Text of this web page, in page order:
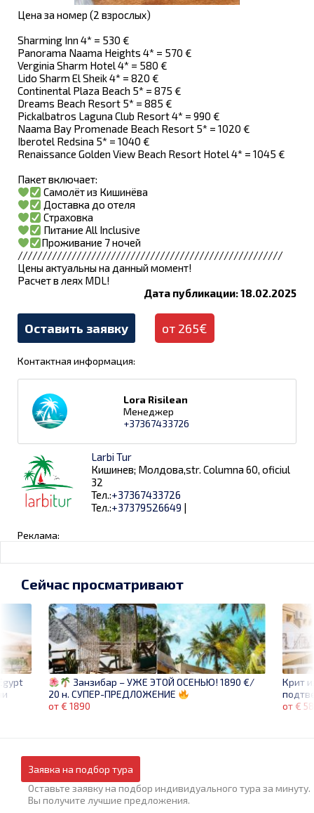
Цена за номер (2 взрослых)
Sharming Inn 4* = 530 €
Panorama Naama Heights 4* = 570 €
Verginia Sharm Hotel 4* = 580 €
Lido Sharm El Sheik 4* = 820 €
Continental Plaza Beach 5* = 875 €
Dreams Beach Resort 5* = 885 €
Pickalbatros Laguna Club Resort 4* = 990 €
Naama Bay Promenade Beach Resort 5* = 1020 €
Iberotel Redsina 5* = 1040 €
Renaissance Golden View Beach Resort Hotel 4* = 1045 €
Пакет включает:
Самолёт из Кишинёва
Доставка до отеля
Страховка
Питание All Inclusive
Проживание 7 ночей
//////////////////////////////////////////////////////
Цены актуальны на данный момент!
Расчет в леях MDL!
Дата публикации: 18.02.2025
Оставить заявку от 265€
Контактная информация:
Lora Risilean
Менеджер
+37367433726
Larbi Tur
Кишинев; Молдова,str. Columna 60, oficiul
32
Тел.:+37367433726
Тел.:+37379526649 |
Реклама:
Крит
от €
Сейчас просматривают
Занзибар – УЖЕ ЭТОЙ ОСЕНЬЮ! 1890 €/
20 н. СУПЕР-ПРЕДЛОЖЕНИЕ
от € 1890
Заявка на подбор тура
Оставьте заявку на подбор индивидуального тура за минуту.
Вы получите лучшие предложения.